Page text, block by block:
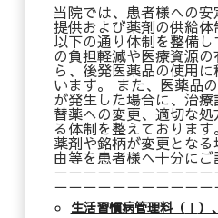
当院では、患者様への
提供および薬剤の供給体
以下の通り体制を整備
の負担軽減や医療資源
ら、後発医薬品の使用
います。 また、医薬品
が発生した場合に、治
替薬への変更、適切な
る体制を整えておりま
薬剤や銘柄が変更とな
由等を患者様へ十分に
－－－－－－－－－－
－－－－－－－－－－－
生活習慣病管理料（Ⅰ ）